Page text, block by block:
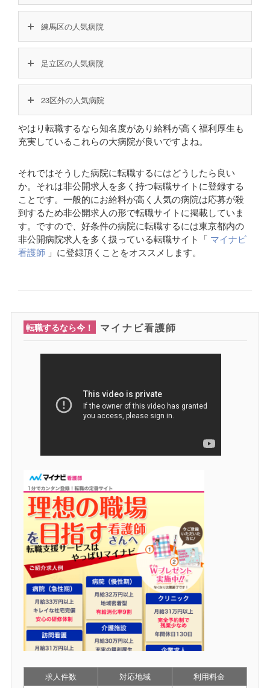
練馬区の人気病院
足立区の人気病院
23区外の人気病院
やはり転職するなら知名度があり給料が高く福利厚生も
充実しているこれらの大病院が良いですよね。
それではそうした病院に転職するにはどうしたら良い
か。それは非公開求人を多く持つ転職サイトに登録する
ことです。一般的にお給料が高く人気の病院は応募が殺
到するため非公開求人の形で転職サイトに掲載していま
す。ですので、好条件の病院に転職するには東京都内の
非公開病院求人を多く扱っている転職サイト「 マイナビ
看護師 」に登録頂くことをオススメします。
転職するなら今！ マイナビ看護師
求人件数 対応地域
利用料金